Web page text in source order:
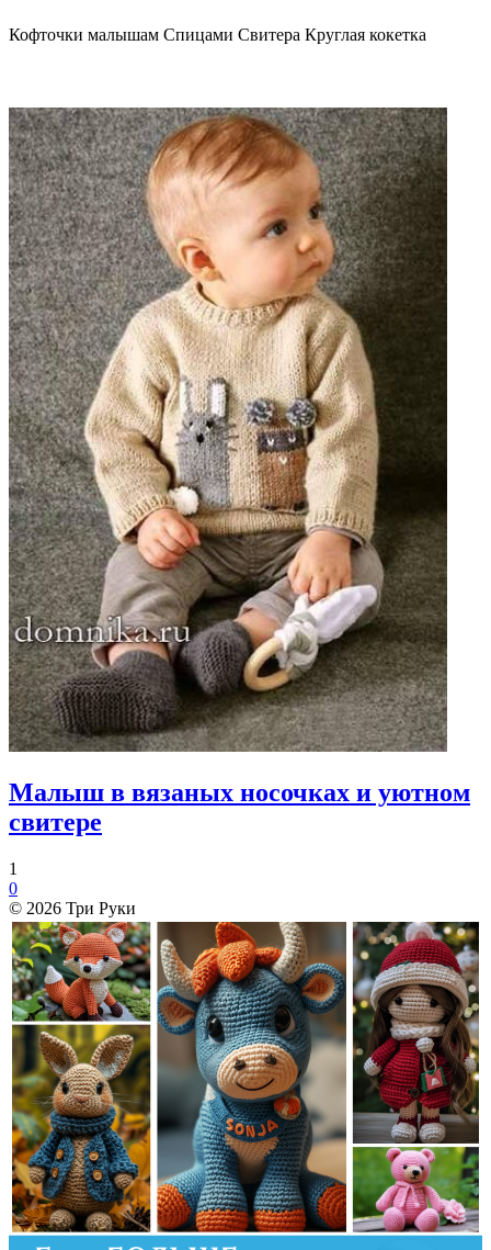
Кофточки малышам Спицами Свитера Круглая кокетка
Малыш в вязаных носочках и уютном
свитере
1
0
© 2026 Три Руки